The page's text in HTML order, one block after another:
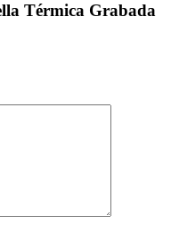
Térmica Grabada